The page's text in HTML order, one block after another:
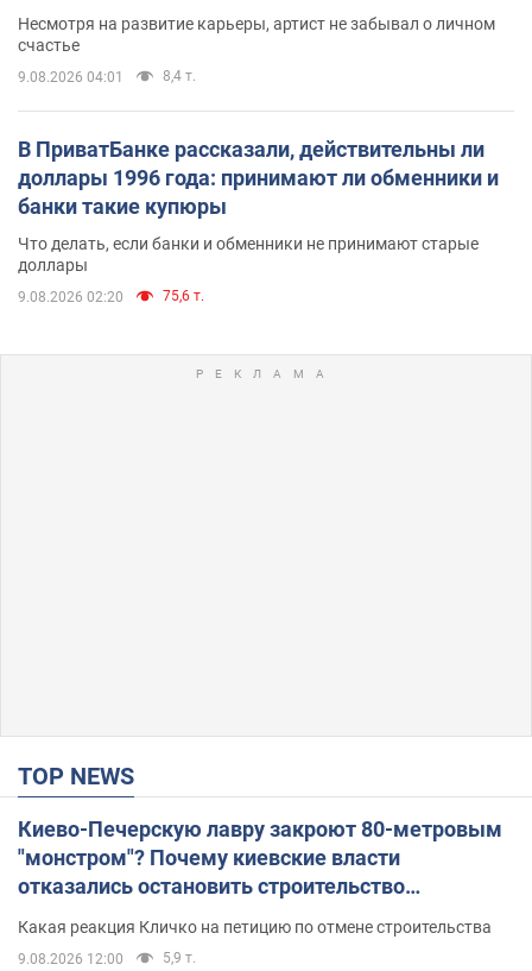
Несмотря на развитие карьеры, артист не забывал о личном
счастье
9.08.2026 04:01 8,4 т.
В ПриватБанке рассказали, действительны ли
доллары 1996 года: принимают ли обменники и
банки такие купюры
Что делать, если банки и обменники не принимают старые
доллары
9.08.2026 02:20 75,6 т.
TOP NEWS
Киево-Печерскую лавру закроют 80-метровым
"монстром"? Почему киевские власти
отказались остановить строительство
Какая реакция Кличко на петицию по отмене строительства
9.08.2026 12:00 5,9 т.